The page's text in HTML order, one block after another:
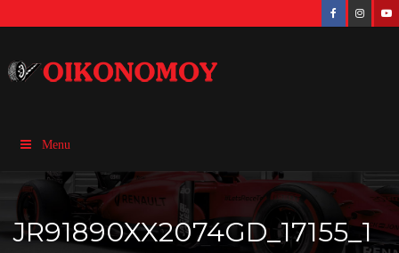
Menu
JR91890XX2074GD_17155_1